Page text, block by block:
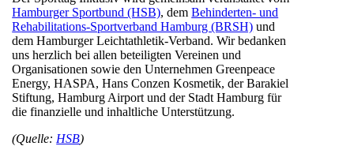
Hamburger Sportbund (HSB), demBehinderten- und
Rehabilitations-Sportverband Hamburg (BRSH) und
dem Hamburger Leichtathletik-Verband. Wir bedanken
uns herzlich bei allen beteiligten Vereinen und
Organisationen sowie den Unternehmen Greenpeace
Energy, HASPA, Hans Conzen Kosmetik, der Barakiel
Stiftung, Hamburg Airport und der Stadt Hamburg für
die finanzielle und inhaltliche Unterstützung.
(Quelle: HSB)